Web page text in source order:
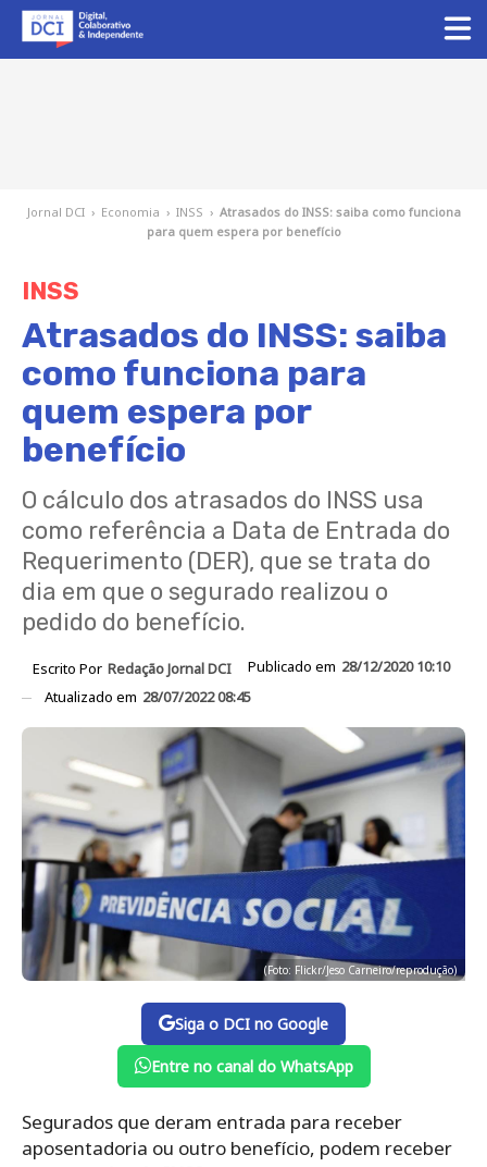
Jornal DCI › Economia › INSS › Atrasados do INSS: saiba como funciona
para quem espera por benefício
INSS
Atrasados do INSS: saiba
como funciona para
quem espera por
benefício
O cálculo dos atrasados do INSS usa
como referência a Data de Entrada do
Requerimento (DER), que se trata do
dia em que o segurado realizou o
pedido do benefício.
Escrito Por Redação Jornal DCI Publicado em 28/12/2020 10:10
Atualizado em 28/07/2022 08:45
(Foto: Flickr/Jeso Carneiro/reprodução)
Siga o DCI no Google
Entre no canal do WhatsApp
Segurados que deram entrada para receber
aposentadoria ou outro benefício, podem receber